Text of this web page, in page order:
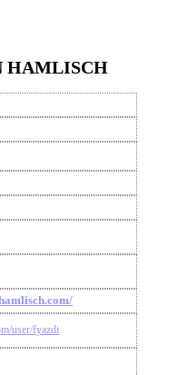
HAMLISCH
user/fyazdi